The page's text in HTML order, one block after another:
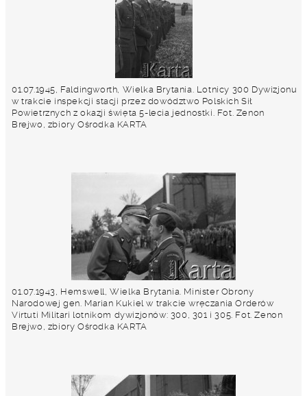
01.07.1945, Faldingworth, Wielka Brytania. Lotnicy 300 Dywizjonu
w trakcie inspekcji stacji przez dowództwo Polskich Sił
Powietrznych z okazji święta 5-lecia jednostki. Fot. Zenon
Brejwo, zbiory Ośrodka KARTA
01.07.1943, Hemswell, Wielka Brytania. Minister Obrony
Narodowej gen. Marian Kukiel w trakcie wręczania Orderów
Virtuti Militari lotnikom dywizjonów: 300, 301 i 305. Fot. Zenon
Brejwo, zbiory Ośrodka KARTA